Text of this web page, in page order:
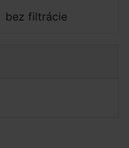
bez filtrácie